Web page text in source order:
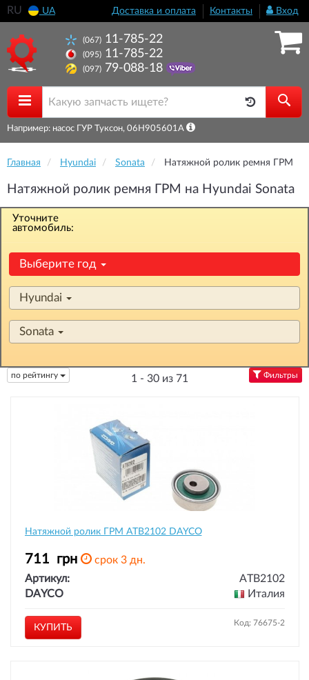
RU UA Доставка и оплата Контакты Вход
(067) 11-785-22
(095) 11-785-22
(097) 79-088-18
Например: насос ГУР Туксон, 06H905601A
Главная Hyundai Sonata Натяжной ролик ремня ГРМ
Натяжной ролик ремня ГРМ на Hyundai Sonata
Уточните
автомобиль:
Выберите год
Hyundai
Sonata
по рейтингу 1 - 30 из 71 Фильтры
Натяжной ролик ГРМ ATB2102 DAYCO
711 грн
срок 3 дн.
Артикул:
ATB2102
DAYCO
Италия
КУПИТЬ Код: 76675-2